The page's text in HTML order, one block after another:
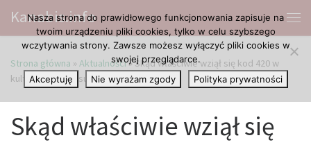
Przejdź do treści
Kanabis.info
Strona główna » Aktualności»Skąd właściwie wziął się kod 420 w
kulturze cannabisu?
Skąd właściwie wziął się
Nasza strona do prawidłowego funkcjonowania zapisuje na
twoim urządzeniu pliki cookies, tylko w celu szybszego
wczytywania strony. Zawsze możesz wyłączyć pliki cookies w
swojej przeglądarce.
Akceptuję
Nie wyrażam zgody Polityka prywatności